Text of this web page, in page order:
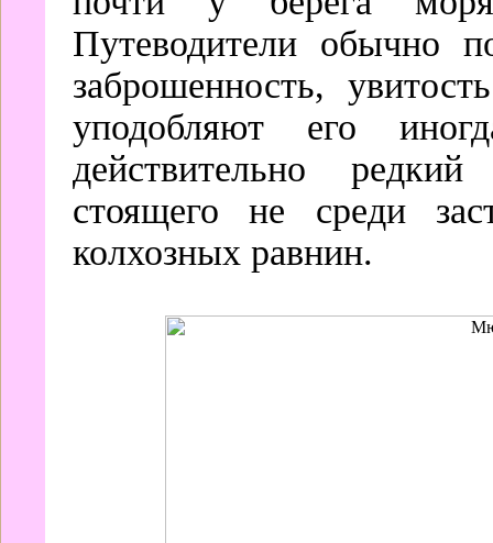
Путеводители обычно
заброшенность,
уподобляют его
действительно
стоящего не среди
колхозных равнин.